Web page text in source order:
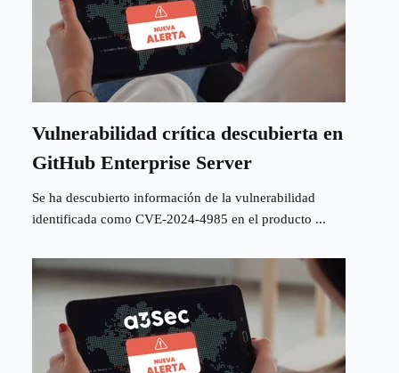
Vulnerabilidad crítica descubierta en
GitHub Enterprise Server
Se ha descubierto información de la vulnerabilidad
identificada como CVE-2024-4985 en el producto ...